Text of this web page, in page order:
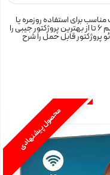
برای استفاده روزمره یا
، قصد داریم 6 تا از بهترین پروژکتور جیبی را
پروژکتور قابل حملرا شرح
محصول پیشنهادی